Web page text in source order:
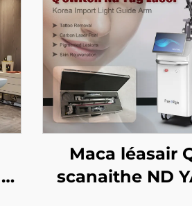
Maca léasair
scanaithe ND